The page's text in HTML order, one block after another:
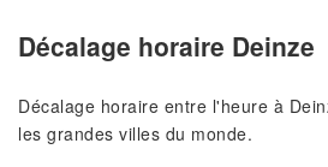
Décalage horaire Deinze
Décalage horaire entre l'heure à
les grandes villes du monde.